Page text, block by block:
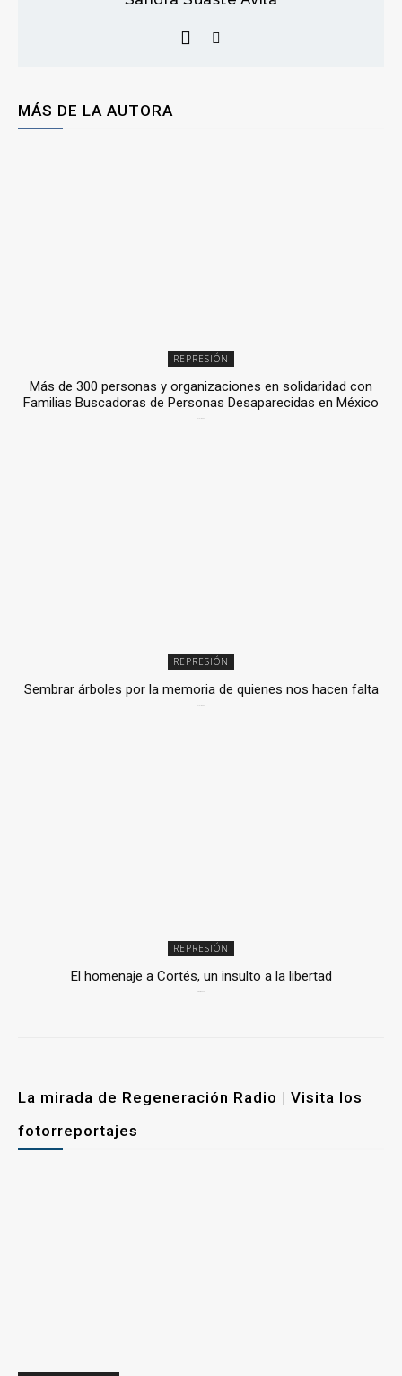
MÁS DE LA AUTORA
REPRESIÓN
Más de 300 personas y organizaciones en solidaridad con
Familias Buscadoras de Personas Desaparecidas en México
REPRESIÓN
Sembrar árboles por la memoria de quienes nos hacen falta
REPRESIÓN
El homenaje a Cortés, un insulto a la libertad
La mirada de Regeneración Radio | Visita los
fotorreportajes